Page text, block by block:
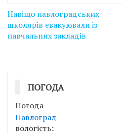
Навігація
записів
Навіщо павлоградських
школярів евакуювали із
навчальних закладів
ПОГОДА
Погода
Павлоград
вологість: